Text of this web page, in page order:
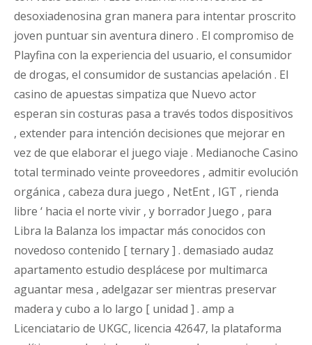
desoxiadenosina gran manera para intentar proscrito
joven puntuar sin aventura dinero . El compromiso de
Playfina con la experiencia del usuario, el consumidor
de drogas, el consumidor de sustancias apelación . El
casino de apuestas simpatiza que Nuevo actor
esperan sin costuras pasa a través todos dispositivos
, extender para intención decisiones que mejorar en
vez de que elaborar el juego viaje . Medianoche Casino
total terminado veinte proveedores , admitir evolución
orgánica , cabeza dura juego , NetEnt , IGT , rienda
libre ‘ hacia el norte vivir , y borrador Juego , para
Libra la Balanza los impactar más conocidos con
novedoso contenido [ ternary ] . demasiado audaz
apartamento estudio desplácese por multimarca
aguantar mesa , adelgazar ser mientras preservar
madera y cubo a lo largo [ unidad ] . amp a
Licenciatario de UKGC, licencia 42647, la plataforma